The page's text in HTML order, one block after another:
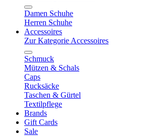
Damen Schuhe
Herren Schuhe
Accessoires
Zur Kategorie Accessoires
Schmuck
Mützen & Schals
Caps
Rucksäcke
Taschen & Gürtel
Textilpflege
Brands
Gift Cards
Sale